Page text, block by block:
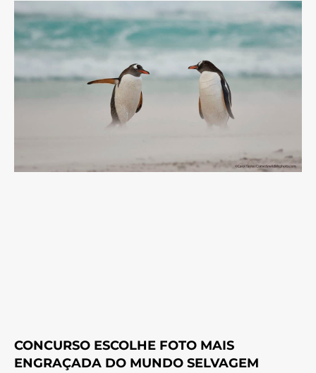
CONCURSO ESCOLHE FOTO MAIS
ENGRAÇADA DO MUNDO SELVAGEM